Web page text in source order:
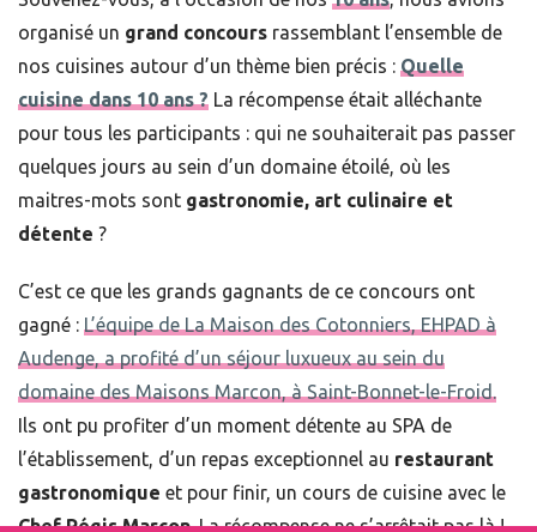
organisé un grand concours rassemblant l’ensemble de
nos cuisines autour d’un thème bien précis : Quelle
cuisine dans 10 ans ? La récompense était alléchante
pour tous les participants : qui ne souhaiterait pas passer
quelques jours au sein d’un domaine étoilé, où les
maitres-mots sont gastronomie, art culinaire et
détente ?
C’est ce que les grands gagnants de ce concours ont
gagné : L’équipe de La Maison des Cotonniers, EHPAD à
Audenge, a profité d’un séjour luxueux au sein du
domaine des Maisons Marcon, à Saint-Bonnet-le-Froid.
Ils ont pu profiter d’un moment détente au SPA de
l’établissement, d’un repas exceptionnel au restaurant
gastronomique et pour finir, un cours de cuisine avec le
Chef Régis Marcon. La récompense ne s’arrêtait pas là !